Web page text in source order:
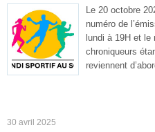
Le 20 octobre
numéro de
lundi à 19H et
chroniqueurs
reviennent
30 avril 2025